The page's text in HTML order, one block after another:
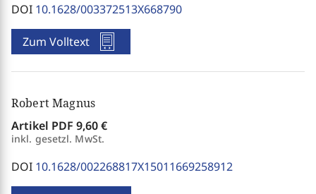
DOI 10.1628/003372513X668790
Zum Volltext
Robert Magnus
Artikel PDF 9,60 €
inkl. gesetzl. MwSt.
DOI 10.1628/002268817X15011669258912